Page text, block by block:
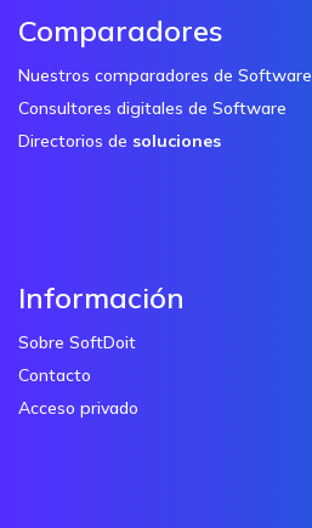
Comparadores
Nuestros comparadores de Software
Consultores digitales de Software
Directorios de soluciones
Información
Sobre SoftDoit
Contacto
Acceso privado